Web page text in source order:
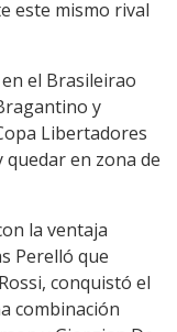
este mismo rival
el Brasileirao
y
Libertadores
en zona de
la ventaja
Perelló que
conquistó el
combinación